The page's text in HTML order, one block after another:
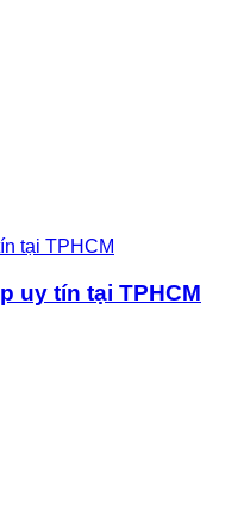
uy tín tại TPHCM